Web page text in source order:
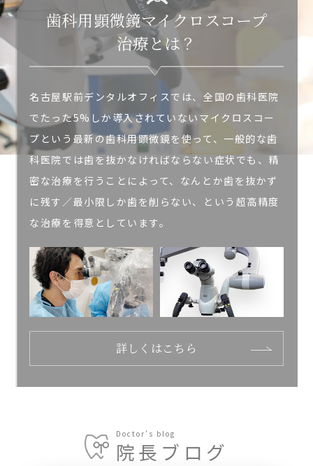
歯科用顕微鏡マイクロスコープ
治療とは？
名古屋駅前デンタルオフィスでは、全国の歯科医院
でたった5%しか導入されていないマイクロスコー
プという最新の歯科用顕微鏡を使って、一般的な歯
科医院では歯を抜かなければならない症状でも、精
密な治療を行うことによって、なんとか歯を抜かず
に残す／最小限しか歯を削らない、という超高精度
な治療を得意としています。
詳しくはこちら
Doctor’s blog
院長ブログ